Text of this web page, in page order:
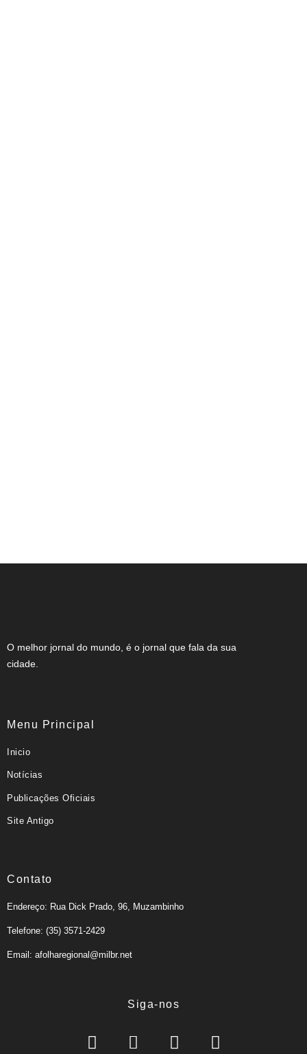
O melhor jornal do mundo, é o jornal que fala da sua
cidade.
Menu Principal
Inicio
Notícias
Publicações Oficiais
Site Antigo
Contato
Endereço: Rua Dick Prado, 96, Muzambinho
Telefone: (35) 3571-2429
Email: afolharegional@milbr.net
Siga-nos